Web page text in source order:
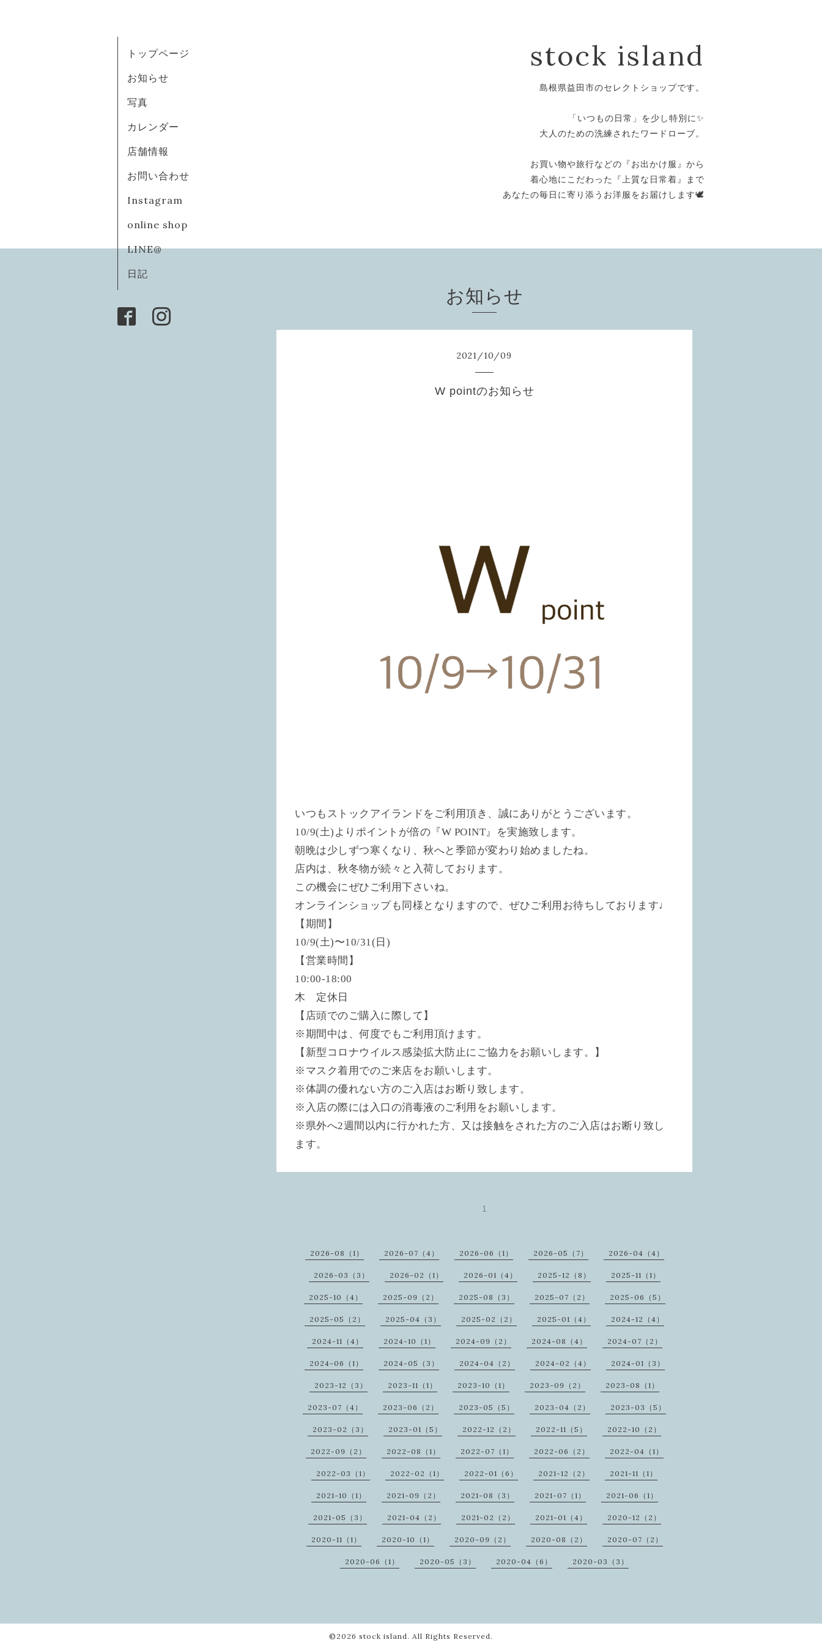
stock island
島根県益田市のセレクトショップです。
「いつもの日常」を少し特別に✨
大人のための洗練されたワードローブ。
お買い物や旅行などの『お出かけ服』から
着心地にこだわった『上質な日常着』まで
あなたの毎日に寄り添うお洋服をお届けします🕊️
トップページ
お知らせ
写真
カレンダー
店舗情報
お問い合わせ
Instagram
online shop
LINE@
日記
お知らせ
2021/10/09
W pointのお知らせ
いつもストックアイランドをご利用頂き、誠にありがとうございます。
10/9(土)よりポイントが倍の『W POINT』を実施致します。
朝晩は少しずつ寒くなり、秋へと季節が変わり始めましたね。
店内は、秋冬物が続々と入荷しております。
この機会にぜひご利用下さいね。
オンラインショップも同様となりますので、ぜひご利用お待ちしております♩
【期間】
10/9(土)〜10/31(日)
【営業時間】
10:00-18:00
木 定休日
【店頭でのご購入に際して】
※期間中は、何度でもご利用頂けます。
【新型コロナウイルス感染拡大防止にご協力をお願いします。】
※マスク着用でのご来店をお願いします。
※体調の優れない方のご入店はお断り致します。
※入店の際には入口の消毒液のご利用をお願いします。
※県外へ2週間以内に行かれた方、又は接触をされた方のご入店はお断り致し
ます。
1
2026-08（1） 2026-07（4） 2026-06（1） 2026-05（7） 2026-04（4）
2026-03（3） 2026-02（1） 2026-01（4） 2025-12（8） 2025-11（1）
2025-10（4） 2025-09（2） 2025-08（3） 2025-07（2） 2025-06（5）
2025-05（2） 2025-04（3） 2025-02（2） 2025-01（4） 2024-12（4）
2024-11（4） 2024-10（1） 2024-09（2） 2024-08（4） 2024-07（2）
2024-06（1） 2024-05（3） 2024-04（2） 2024-02（4） 2024-01（3）
2023-12（3） 2023-11（1） 2023-10（1） 2023-09（2） 2023-08（1）
2023-07（4） 2023-06（2） 2023-05（5） 2023-04（2） 2023-03（5）
2023-02（3） 2023-01（5） 2022-12（2） 2022-11（5） 2022-10（2）
2022-09（2） 2022-08（1） 2022-07（1） 2022-06（2） 2022-04（1）
2022-03（1） 2022-02（1） 2022-01（6） 2021-12（2） 2021-11（1）
2021-10（1） 2021-09（2） 2021-08（3） 2021-07（1） 2021-06（1）
2021-05（3） 2021-04（2） 2021-02（2） 2021-01（4） 2020-12（2）
2020-11（1） 2020-10（1） 2020-09（2） 2020-08（2） 2020-07（2）
2020-06（1） 2020-05（3） 2020-04（6） 2020-03（3）
©2026 stock island. All Rights Reserved.